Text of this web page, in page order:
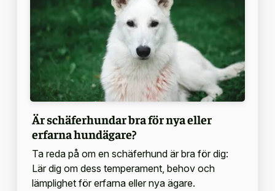
Är schäferhundar bra för nya eller
erfarna hundägare?
Ta reda på om en schäferhund är bra för dig:
Lär dig om dess temperament, behov och
lämplighet för erfarna eller nya ägare.